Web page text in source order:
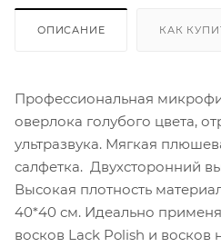
ОПИСАНИЕ КАК
Профессиональная
оверлока голубого цвета,
ультразвука. Мягкая
салфетка. Двухсторонний
Высокая плотность
40*40 см. Идеально
восков Lack Polish и восков